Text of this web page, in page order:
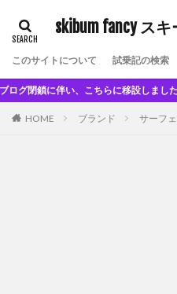
skibum fancy ス
このサイトについて 試乗記の検索
閉鎖に伴い、こちらに移設しました。
HOME ブランド サーフ